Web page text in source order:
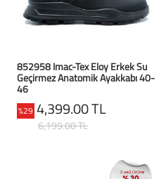
852958 Imac-Tex Eloy Erkek Su
Geçirmez Anatomik Ayakkabı 40-
46
Siyah/Nero 30050/011 Nero
Nabu
%29 4,399.00 TL
6,199.00 TL